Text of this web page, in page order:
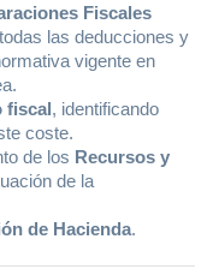
Fiscales
las deducciones y
vigente en
fiscal, identificando
coste.
de los Recursos y
de la
de Hacienda.